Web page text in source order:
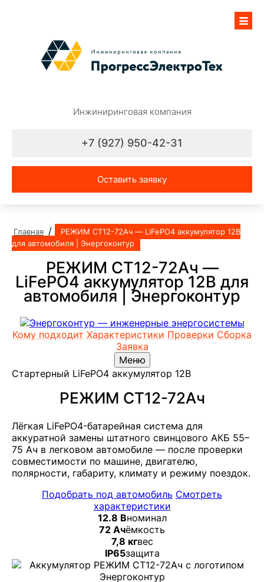
Инжиниринговая компания
+7 (927) 950-42-31
Оставить заявку
Главная /
РЕЖИМ СТ12-72Ач — LiFePO4 аккумулятор 12В
для автомобиля | Энергоконтур
РЕЖИМ СТ12-72Ач —
LiFePO4 аккумулятор 12В для
автомобиля | Энергоконтур
Кому подходит Характеристики Проверки Сборка
Заявка
Меню
Стартерный LiFePO4 аккумулятор 12В
РЕЖИМ СТ12-72Ач
Лёгкая LiFePO4-батарейная система для
аккуратной замены штатного свинцового АКБ 55–
75 Ач в легковом автомобиле — после проверки
совместимости по машине, двигателю,
полярности, габариту, климату и режиму поездок.
Подобрать под автомобиль Смотреть
характеристики
12.8 Вноминал
72 Ачёмкость
7,8 кгвес
IP65защита